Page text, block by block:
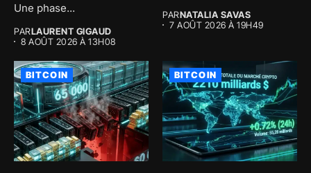
Une phase...
PARLAURENT GIGAUD
8 AOÛT 2026 À 13H08
PARNATALIA SAVAS
7 AOÛT 2026 À 19H49
BITCOIN BITCOIN